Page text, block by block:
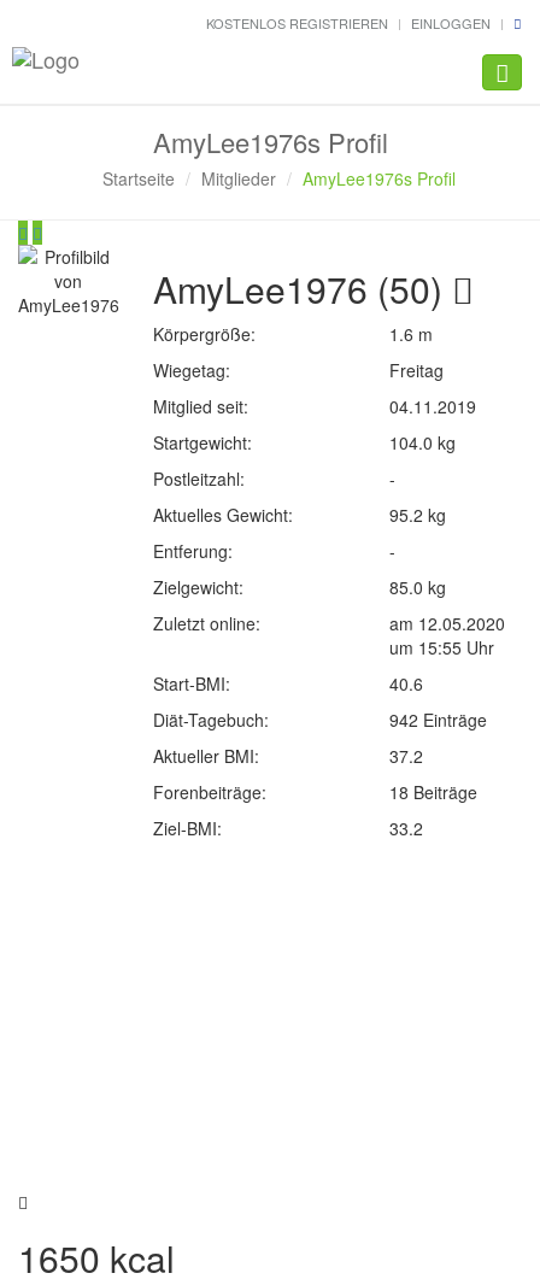
KOSTENLOS REGISTRIEREN EINLOGGEN
AmyLee1976s Profil
Startseite Mitglieder AmyLee1976s Profil
AmyLee1976 (50)
Körpergröße:
1.6 m
Wiegetag:
Freitag
Mitglied seit:
04.11.2019
Startgewicht:
104.0 kg
Postleitzahl:
-
Aktuelles Gewicht:
95.2 kg
Entferung:
-
Zielgewicht:
85.0 kg
Zuletzt online:
am 12.05.2020
um 15:55 Uhr
Start-BMI:
40.6
Diät-Tagebuch:
942 Einträge
Aktueller BMI:
37.2
Forenbeiträge:
18 Beiträge
Ziel-BMI:
33.2
1650 kcal